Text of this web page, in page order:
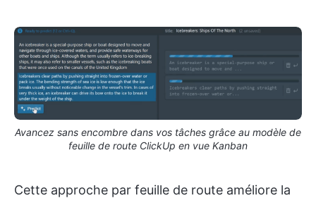
Avancez sans encombre dans vos tâches grâce au modèle de
feuille de route ClickUp en vue Kanban
Cette approche par feuille de route améliore la